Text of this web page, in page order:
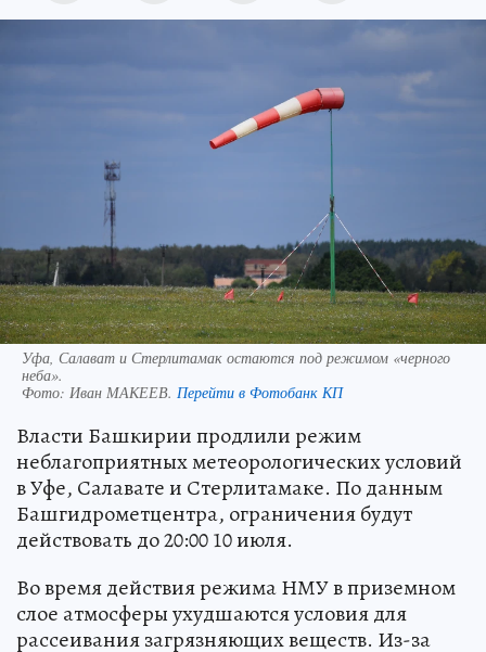
Уфа, Салават и Стерлитамак остаются под режимом «черного
неба».
Фото: Иван МАКЕЕВ. Перейти в Фотобанк КП
Власти Башкирии продлили режим
неблагоприятных метеорологических условий
в Уфе, Салавате и Стерлитамаке. По данным
Башгидрометцентра, ограничения будут
действовать до 20:00 10 июля.
Во время действия режима НМУ в приземном
слое атмосферы ухудшаются условия для
рассеивания загрязняющих веществ. Из-за